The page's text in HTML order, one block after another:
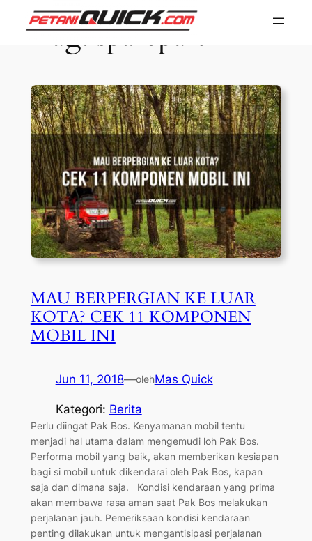
Tag:sparepart
MAU BERPERGIAN KE LUAR
KOTA? CEK 11 KOMPONEN
MOBIL INI
Jun 11, 2018—olehMas Quick
Kategori: Berita
Perlu diingat Pak Bos. Kenyamanan mobil tentu
menjadi hal utama dalam mengemudi loh Pak Bos.
Performa mobil yang baik, akan memberikan kesiapan
bagi si mobil untuk dikendarai oleh Pak Bos, kapan
saja dan dimana saja. Kondisi kendaraan yang prima
akan membawa rasa aman saat Pak Bos melakukan
perjalanan jauh. Pemeriksaan kondisi kendaraan
penting dilakukan untuk mengantisipasi perjalanan